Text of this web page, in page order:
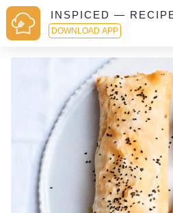
INSPICED —
DOWNLOAD APP